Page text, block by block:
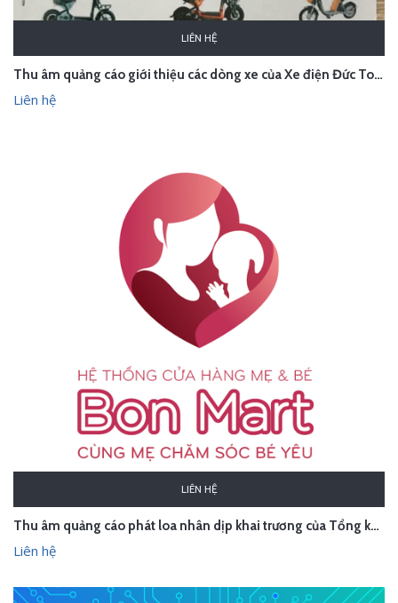
LIÊN HỆ
Thu âm quảng cáo giới thiệu các dòng xe của Xe điện Đức Toàn - Hà Nam
Liên hệ
LIÊN HỆ
Thu âm quảng cáo phát loa nhân dịp khai trương của Tổng kho đồ chơi Bonmart - Hà Nội
Liên hệ